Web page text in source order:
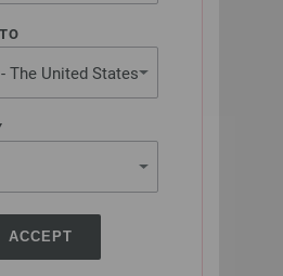
The United States
ACCEPT
Seasons 2026